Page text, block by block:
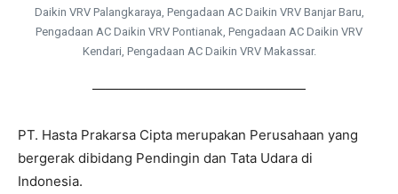
Daikin VRV Palangkaraya, Pengadaan AC Daikin VRV Banjar Baru,
Pengadaan AC Daikin VRV Pontianak, Pengadaan AC Daikin VRV
Kendari, Pengadaan AC Daikin VRV Makassar.
————————————————
PT. Hasta Prakarsa Cipta merupakan Perusahaan yang
bergerak dibidang Pendingin dan Tata Udara di
Indonesia.